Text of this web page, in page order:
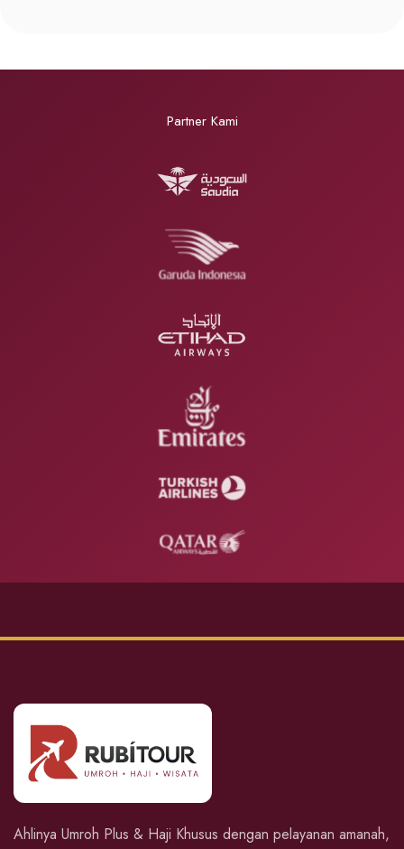
Partner Kami
Ahlinya Umroh Plus & Haji Khusus dengan pelayanan amanah,